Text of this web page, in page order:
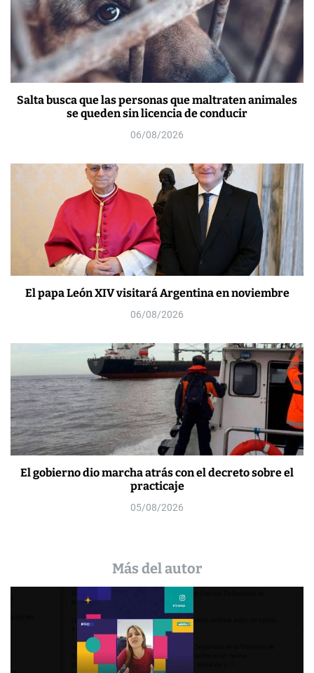
Salta busca que las personas que maltraten animales
se queden sin licencia de conducir
06/08/2026
El papa León XIV visitará Argentina en noviembre
06/08/2026
El gobierno dio marcha atrás con el decreto sobre el
practicaje
05/08/2026
Más del autor